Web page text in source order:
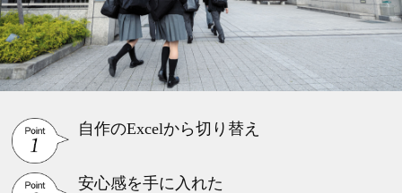
自作のExcelから切り替え
安心感を手に入れた